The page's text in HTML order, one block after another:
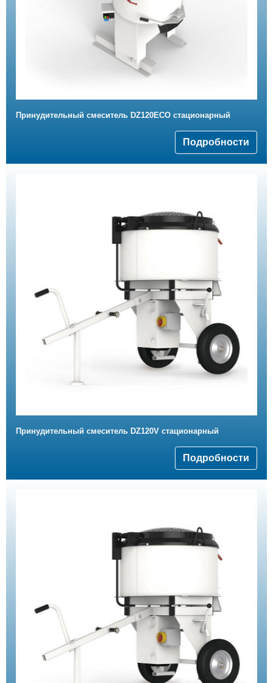
Принудительный смеситель DZ120ECO стационарный
Подробности
Принудительный смеситель DZ120V стационарный
Подробности